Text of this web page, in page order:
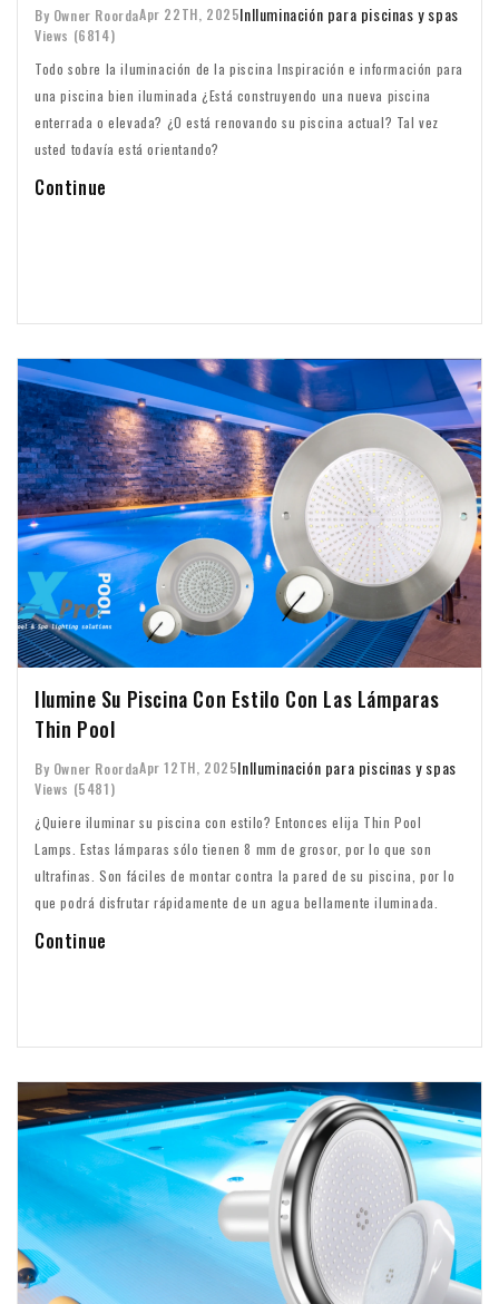
By Owner RoordaApr 22TH, 2025InIluminación para piscinas y spas
Views (6814)
Todo sobre la iluminación de la piscina Inspiración e información para
una piscina bien iluminada ¿Está construyendo una nueva piscina
enterrada o elevada? ¿O está renovando su piscina actual? Tal vez
usted todavía está orientando?
Continue
Ilumine Su Piscina Con Estilo Con Las Lámparas
Thin Pool
By Owner RoordaApr 12TH, 2025InIluminación para piscinas y spas
Views (5481)
¿Quiere iluminar su piscina con estilo? Entonces elija Thin Pool
Lamps. Estas lámparas sólo tienen 8 mm de grosor, por lo que son
ultrafinas. Son fáciles de montar contra la pared de su piscina, por lo
que podrá disfrutar rápidamente de un agua bellamente iluminada.
Continue